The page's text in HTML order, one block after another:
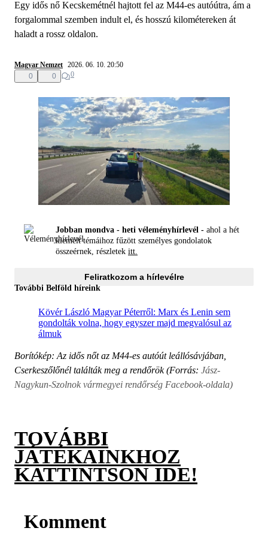
Egy idős nő Kecskemétnél hajtott fel az M44-es autóútra, ám a
forgalommal szemben indult el, és hosszú kilométereken át
haladt a rossz oldalon.
Magyar Nemzet 2026. 06. 10. 20:50
0
0 0
Jobban mondva - heti véleményhírlevél - ahol a hét
kiemelt témáihoz fűzött személyes gondolatok
összeérnek, részletek itt.
Feliratkozom a hírlevélre
További Belföld híreink
Kövér László Magyar Péterről: Marx és Lenin sem
gondolták volna, hogy egyszer majd megvalósul az
álmuk
Borítókép: Az idős nőt az M44-es autóút leállósávjában,
Cserkeszőlőnél találták meg a rendőrök (Forrás: Jász-
Nagykun-Szolnok vármegyei rendőrség Facebook-oldala)
TOVÁBBI
JÁTÉKAINKHOZ
KATTINTSON IDE!
Komment